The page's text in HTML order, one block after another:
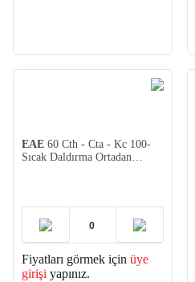
EAE 60 Cth - Cta - Kc 100-
Sıcak Daldırma Ortadan
Fiyatları görmek için üye
girişi yapınız.